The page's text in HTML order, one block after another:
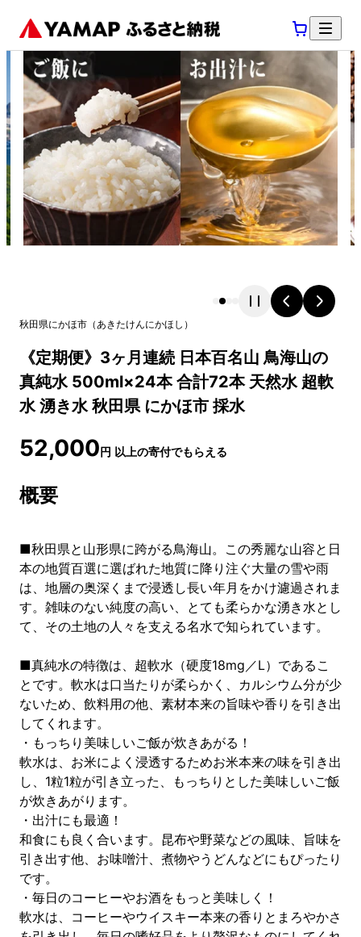
秋田県にかほ市 （あきたけんにかほし ）
《定期便》3ヶ月連続 日本百名山 鳥海山の
真純水 500ml×24本 合計72本 天然水 超軟
水 湧き水 秋田県 にかほ市 採水
52,000円 以上の寄付でもらえる
概要
■秋田県と山形県に跨がる鳥海山。この秀麗な山容と日
本の地質百選に選ばれた地質に降り注ぐ大量の雪や雨
は、地層の奥深くまで浸透し長い年月をかけ濾過されま
す。雑味のない純度の高い、とても柔らかな湧き水とし
て、その土地の人々を支える名水で知られています。
■真純水の特徴は、超軟水（硬度18mg／L）であるこ
とです。軟水は口当たりが柔らかく、カルシウム分が少
ないため、飲料用の他、素材本来の旨味や香りを引き出
してくれます。
・もっちり美味しいご飯が炊きあがる！
軟水は、お米によく浸透するためお米本来の味を引き出
し、1粒1粒が引き立った、もっちりとした美味しいご飯
が炊きあがります。
・出汁にも最適！
和食にも良く合います。昆布や野菜などの風味、旨味を
引き出す他、お味噌汁、煮物やうどんなどにもぴったり
です。
・毎日のコーヒーやお酒をもっと美味しく！
軟水は、コーヒーやウイスキー本来の香りとまろやかさ